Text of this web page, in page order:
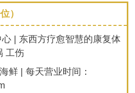
）
| 东西方疗愈智慧的康复体
工伤
鲜 | 每天营业时间：